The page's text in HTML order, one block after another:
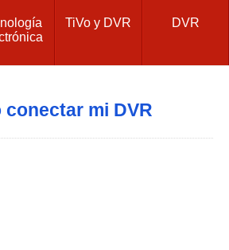
TiVo y DVR DVR
conectar mi DVR